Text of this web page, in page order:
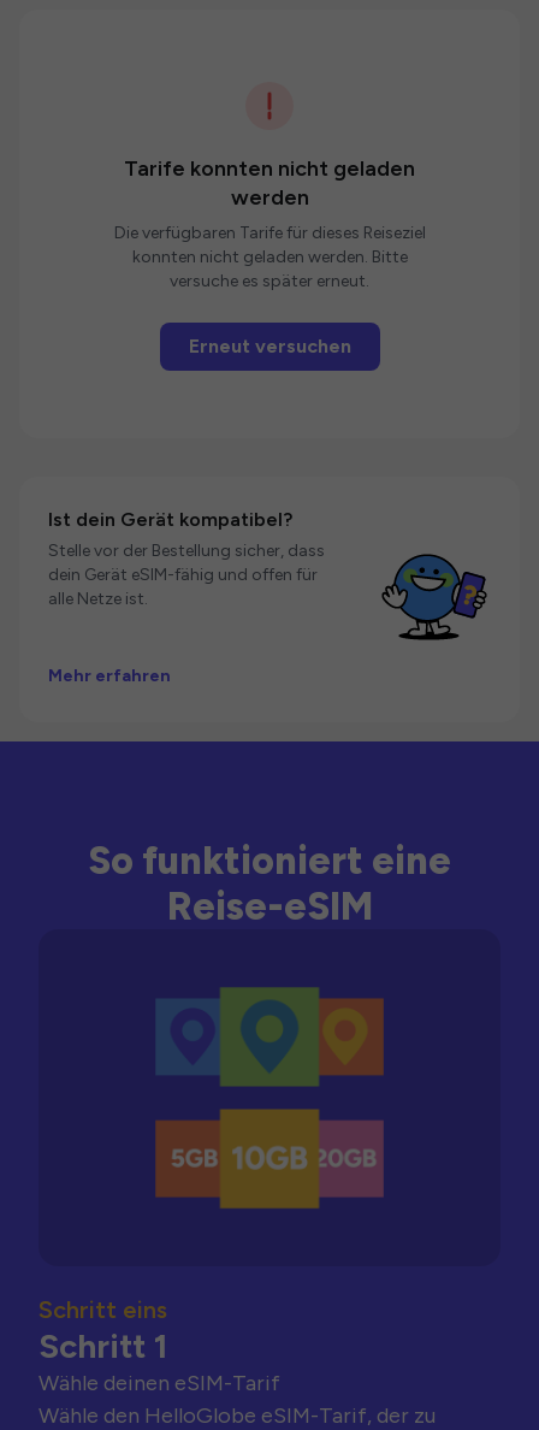
Tarife konnten nicht geladen
werden
Die verfügbaren Tarife für dieses Reiseziel
konnten nicht geladen werden. Bitte
versuche es später erneut.
Erneut versuchen
Ist dein Gerät kompatibel?
Stelle vor der Bestellung sicher, dass
dein Gerät eSIM-fähig und offen für
alle Netze ist.
Mehr erfahren
So funktioniert eine
Reise-eSIM
Schritt eins
Schritt 1
Wähle deinen eSIM-Tarif
Wähle den HelloGlobe eSIM-Tarif, der zu